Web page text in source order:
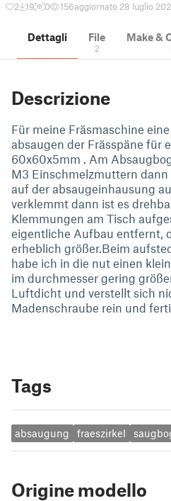
2 19 0 156aggiornato 28 luglio
Dettagli File
2
Make &
Descrizione
Für meine Fräsmaschine
absaugen der Frässpäne für
60x60x5mm . Am
M3 Einschmelzmuttern
auf der absaugeinhausung
verklemmt dann ist es
Klemmungen am Tisch
eigentliche Aufbau entfernt,
erheblich größer.Beim
habe ich in die nut einen
im durchmesser gering
Luftdicht und verstellt sich
Madenschraube rein und
Tags
absaugung fraeszirkel
Origine modello